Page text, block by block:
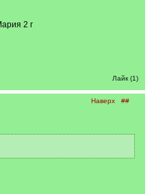
2 г
Лайк (1)
Наверх ##